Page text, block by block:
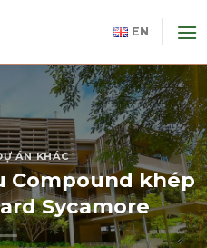
EN
ÁN KHÁC
Compound khép
Sycamore